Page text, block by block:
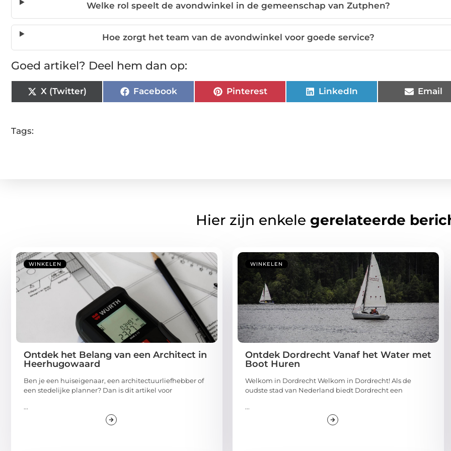
Welke rol speelt de avondwinkel in de gemeenschap van Zutphen?
Hoe zorgt het team van de avondwinkel voor goede service?
Goed artikel? Deel hem dan op:
X (Twitter) Facebook Pinterest LinkedIn Email
Tags:
Hier zijn enkele gerelateerde
WINKELEN
Ontdek het Belang van een Architect in
Heerhugowaard
Ben je een huiseigenaar, een architectuurliefhebber of
een stedelijke planner? Dan is dit artikel voor
...
WINKELEN
Ontdek Dordrecht Vanaf het Water met
Boot Huren
Welkom in Dordrecht Welkom in Dordrecht! Als de
oudste stad van Nederland biedt Dordrecht een
...